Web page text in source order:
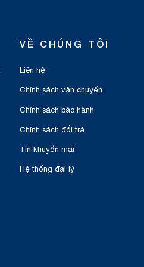
VỀ CHÚNG TÔI
Liên hệ
Chính sách vận chuyển
Chính sách bảo hành
Chính sách đổi trả
Tin khuyến mãi
Hệ thống đại lý